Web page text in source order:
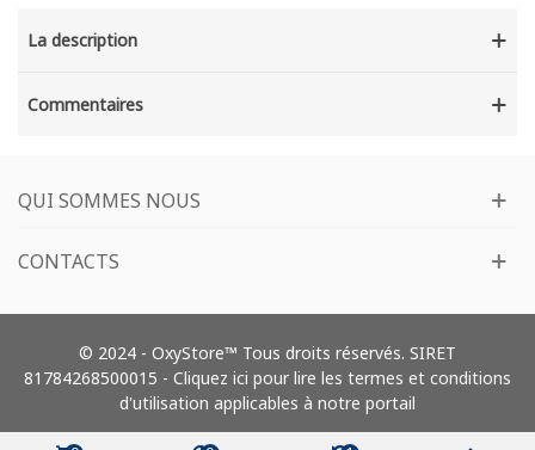
La description
Commentaires
QUI SOMMES NOUS
CONTACTS
© 2024 - OxyStore™ Tous droits réservés. SIRET
81784268500015 - Cliquez ici pour lire les termes et conditions
d'utilisation applicables à notre portail